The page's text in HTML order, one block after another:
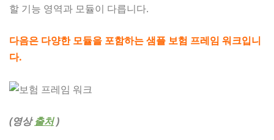
할 기능 영역과 모듈이 다릅니다.
다음은 다양한 모듈을 포함하는 샘플 보험 프레임 워크입니
다.
(영상출처)